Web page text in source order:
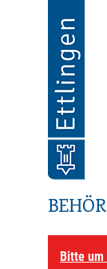
Bitte um